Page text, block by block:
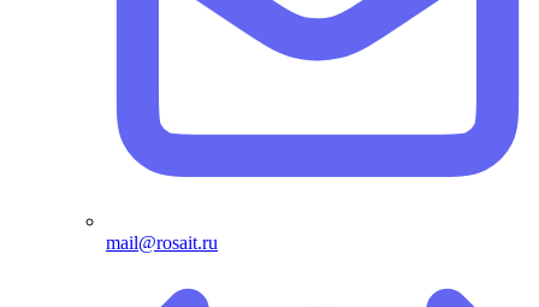
mail@rosait.ru